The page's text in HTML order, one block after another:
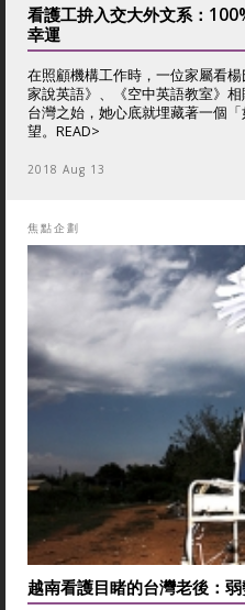
看護工拚入交大外文系：
幸運
在照顧機構工作時，一位家屬看
家說英語》、《空中英語教室》
台灣之始，她心底就埋藏著一個
望。 READ>
2018 Aug 13
焦點企劃
越南看護目睹的台灣老後：